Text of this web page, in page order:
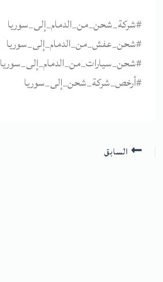
#شركة_شحن_من_الدمام_إلى_سوريا
#شحن_عفش_من_الدمام_إلى_سوريا
#شحن_سيارات_من_الدمام_إلى_سوريا
#أرخص_شركة_شحن_إلى_سوريا
السابق